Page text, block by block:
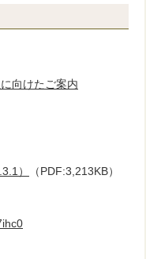
向けたご案内
）
（PDF:3,213KB）